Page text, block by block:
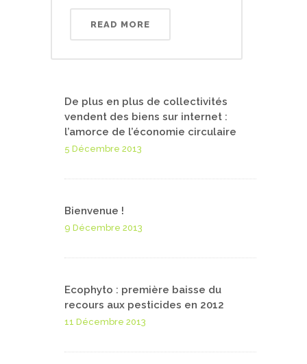
READ MORE
De plus en plus de collectivités
vendent des biens sur internet :
l’amorce de l’économie circulaire
5 Décembre 2013
Bienvenue !
9 Décembre 2013
Ecophyto : première baisse du
recours aux pesticides en 2012
11 Décembre 2013